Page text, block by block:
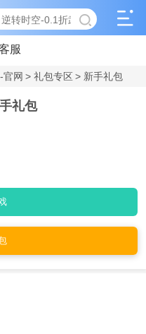
服
官网 > 礼包专区 > 新手礼包
礼包